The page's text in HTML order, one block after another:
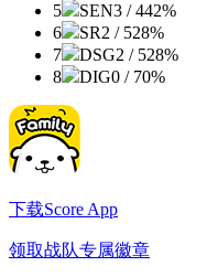
5
SEN3 / 442%
6
SR2 / 528%
7
DSG2 / 528%
8
DIG0 / 70%
下载Score App
领取战队专属徽章